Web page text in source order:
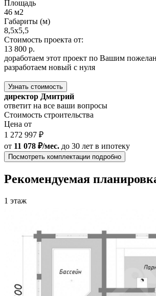
Площадь
46 м2
Габариты (м)
8,5x5,5
Стоимость проекта от:
13 800 р.
доработаем этот проект по Вашим
разработаем новый с нуля
Узнать стоимость
директор Дмитрий
ответит на все ваши вопросы
Стоимость строительства
Цена от
1 272 997 ₽
от 11 078 ₽/мес. до 30 лет в ипотеку
Посмотреть комплектации подробно
Рекомендуемая
1 этаж